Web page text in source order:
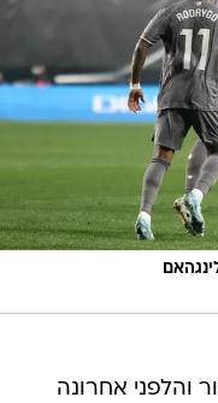
והלפני אחרונה